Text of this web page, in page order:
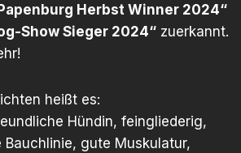
Herbst Winner 2024“
Show Sieger 2024“ zuerkannt.
heißt es:
Hündin, feingliederig,
gute Muskulatur,